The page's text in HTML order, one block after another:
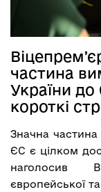
частина
України
короткі
Значна
ЄС є цілком
наголосив
європейської